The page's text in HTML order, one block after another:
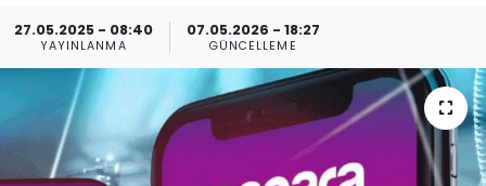
27.05.2025 - 08:40
YAYINLANMA
07.05.2026 - 18:27
GÜNCELLEME
Kültür-sanat
Sağlık
Spor
Sağlık
Spor
Teknoloji
Haber Arşivi